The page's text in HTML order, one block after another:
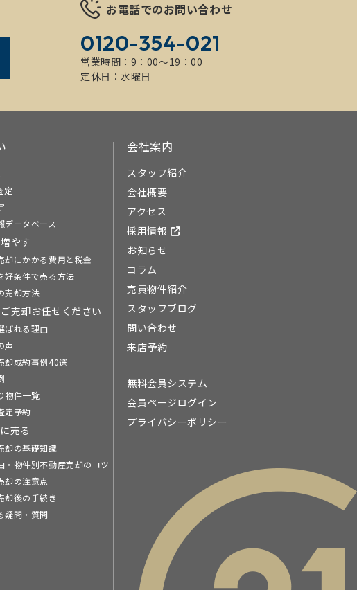
お電話でのお問い合わせ
0120-354-021
営業時間：9：00～19：00
定休日：水曜日
定
データベース
やす
却にかかる費用と税金
好条件で売る方法
売却方法
売却お任せください
ばれる理由
声
却成約事例40選
物件一覧
定予約
売る
却の基礎知識
・物件別不動産売却のコツ
却の注意点
却後の手続き
疑問・質問
会社案内
スタッフ紹介
会社概要
アクセス
採用情報
お知らせ
コラム
売買物件紹介
スタッフブログ
問い合わせ
来店予約
無料会員システム
会員ページログイン
プライバシーポリシー